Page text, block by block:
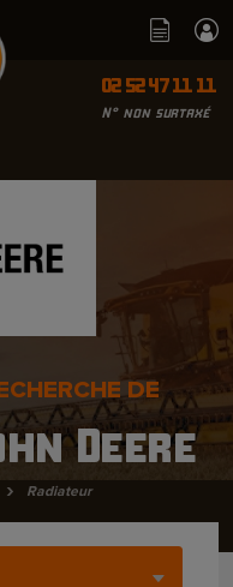
02 52 47 11 11
N° non surtaxé
DE
Deere
› Radiateur